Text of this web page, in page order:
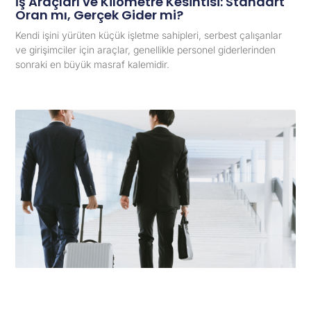
Oran mı, Gerçek Gider mi?
Kendi işini yürüten küçük işletme sahipleri, serbest çalışanlar
ve girişimciler için araçlar, genellikle personel giderlerinden
sonraki en büyük masraf kalemidir.